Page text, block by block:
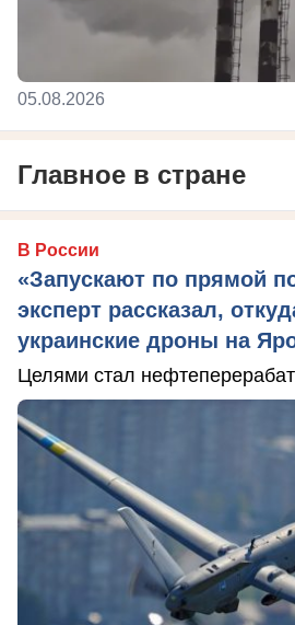
05.08.2026
Главное в стране
В России
«Запускают по прямой
эксперт рассказал,
украинские дроны на
Целями стал